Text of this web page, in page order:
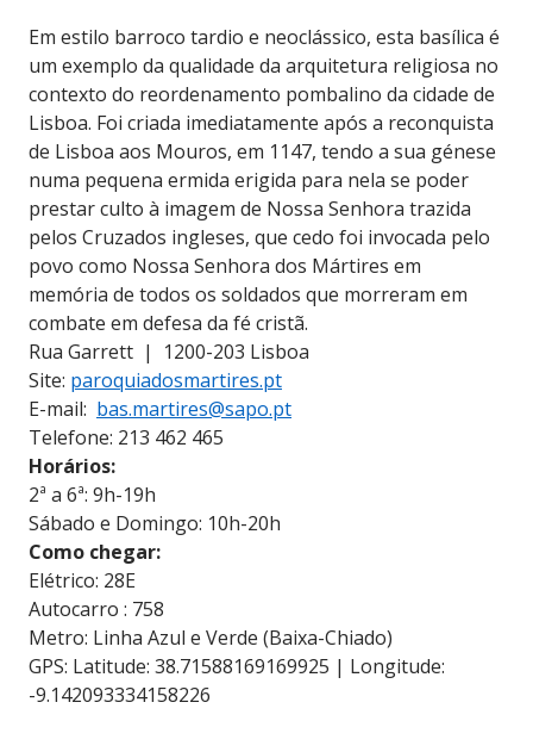
Em estilo barroco tardio e neoclássico, esta basílica é
um exemplo da qualidade da arquitetura religiosa no
contexto do reordenamento pombalino da cidade de
Lisboa. Foi criada imediatamente após a reconquista
de Lisboa aos Mouros, em 1147, tendo a sua génese
numa pequena ermida erigida para nela se poder
prestar culto à imagem de Nossa Senhora trazida
pelos Cruzados ingleses, que cedo foi invocada pelo
povo como Nossa Senhora dos Mártires em
memória de todos os soldados que morreram em
combate em defesa da fé cristã.
Rua Garrett | 1200-203 Lisboa
Site: paroquiadosmartires.pt
E-mail: bas.martires@sapo.pt
Telefone: 213 462 465
Horários:
2ª a 6ª: 9h-19h
Sábado e Domingo: 10h-20h
Como chegar:
Elétrico: 28E
Autocarro : 758
Metro: Linha Azul e Verde (Baixa-Chiado)
GPS: Latitude: 38.71588169169925 | Longitude:
-9.142093334158226